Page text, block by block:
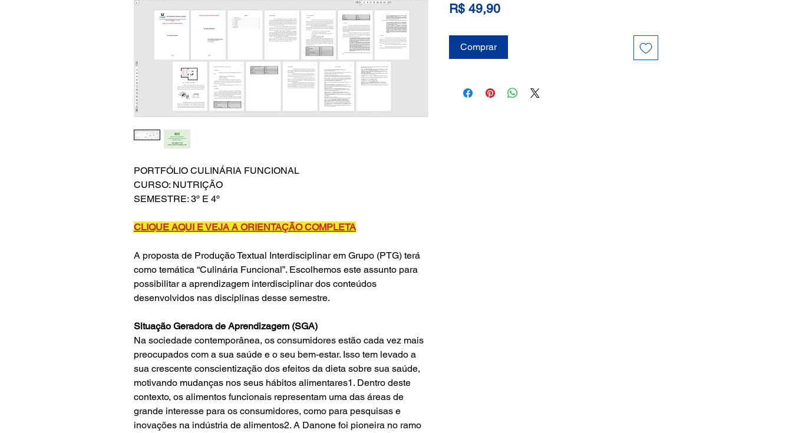
PORTFÓLIO CULINÁRIA FUNCIONAL
CURSO: NUTRIÇÃO
SEMESTRE: 3º E 4º
CLIQUE AQUI E VEJA A ORIENTAÇÃO COMPLETA
A proposta de Produção Textual Interdisciplinar em Grupo (PTG) terá
como temática “Culinária Funcional”. Escolhemos este assunto para
possibilitar a aprendizagem interdisciplinar dos conteúdos
desenvolvidos nas disciplinas desse semestre.
Situação Geradora de Aprendizagem (SGA)
Na sociedade contemporânea, os consumidores estão cada vez mais
preocupados com a sua saúde e o seu bem-estar. Isso tem levado a
sua crescente conscientização dos efeitos da dieta sobre sua saúde,
motivando mudanças nos seus hábitos alimentares1. Dentro deste
contexto, os alimentos funcionais representam uma das áreas de
grande interesse para os consumidores, como para pesquisas e
inovações na indústria de alimentos2. A Danone foi pioneira no ramo
R$ 49,90Preço
Comprar